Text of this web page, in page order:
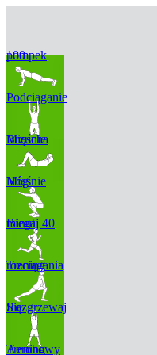
100 pompek
Podciąganie
Mięśnie Brzucha
Mięśnie Nóg
Biegaj 40 minut
Trening rozciągania
Rozgrzewaj Się
Trening Aerobowy